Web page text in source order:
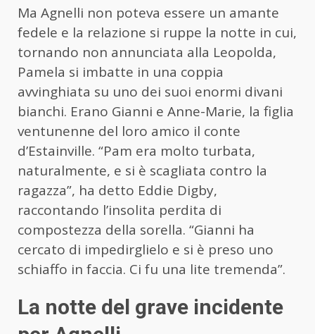
Ma Agnelli non poteva essere un amante
fedele e la relazione si ruppe la notte in cui,
tornando non annunciata alla Leopolda,
Pamela si imbatte in una coppia
avvinghiata su uno dei suoi enormi divani
bianchi. Erano Gianni e Anne-Marie, la figlia
ventunenne del loro amico il conte
d’Estainville. “Pam era molto turbata,
naturalmente, e si è scagliata contro la
ragazza”, ha detto Eddie Digby,
raccontando l’insolita perdita di
compostezza della sorella. “Gianni ha
cercato di impedirglielo e si è preso uno
schiaffo in faccia. Ci fu una lite tremenda”.
La notte del grave incidente